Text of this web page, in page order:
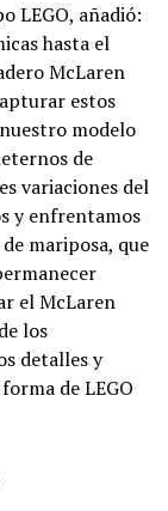
LEGO, añadió:
hasta el
McLaren
estos
modelo
de
variaciones del
y enfrentamos
mariposa, que
el McLaren
los
detalles y
de LEGO